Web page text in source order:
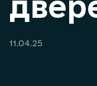
11.04.25